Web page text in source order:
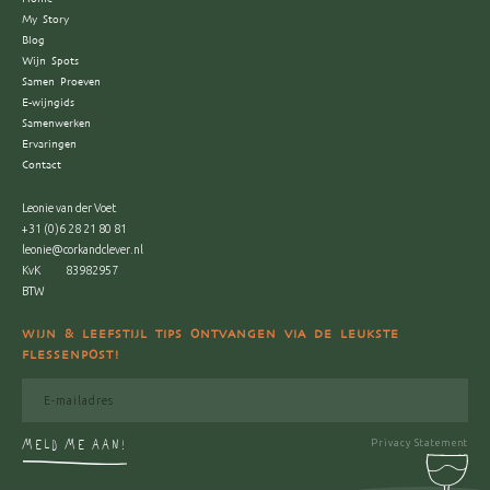
My Story
Blog
Wijn Spots
Samen Proeven
E-wijngids
Samenwerken
Ervaringen
Contact
Leonie van der Voet
+31 (0)6 28 21 80 81
leonie@corkandclever.nl
KvK
83982957
BTW
WIJN & LEEFSTIJL TIPS ONTVANGEN VIA DE LEUKSTE
FLESSENPOST!
MELD ME AAN! Privacy Statement